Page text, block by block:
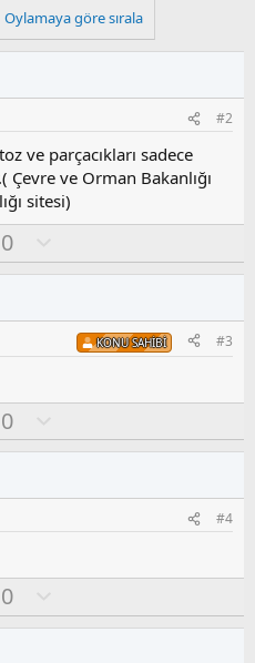
Oylamaya göre sırala
#2
ve parçacıkları sadece
ve Orman Bakanlığı
sitesi)
0
l
s
u
o
l
KONU SAHIBI #3
0
l
s
u
o
l
#4
0
l